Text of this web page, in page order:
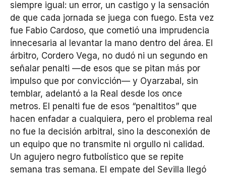
siempre igual: un error, un castigo y la sensación
de que cada jornada se juega con fuego. Esta vez
fue Fabio Cardoso, que cometió una imprudencia
innecesaria al levantar la mano dentro del área. El
árbitro, Cordero Vega, no dudó ni un segundo en
señalar penalti —de esos que se pitan más por
impulso que por convicción— y Oyarzabal, sin
temblar, adelantó a la Real desde los once
metros. El penalti fue de esos “penaltitos” que
hacen enfadar a cualquiera, pero el problema real
no fue la decisión arbitral, sino la desconexión de
un equipo que no transmite ni orgullo ni calidad.
Un agujero negro futbolístico que se repite
semana tras semana. El empate del Sevilla llegó